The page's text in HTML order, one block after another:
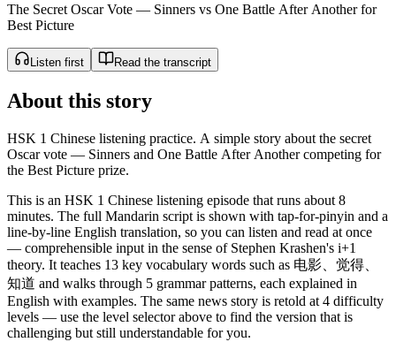
The Secret Oscar Vote — Sinners vs One Battle After Another for
Best Picture
Listen first Read the transcript
About this story
HSK 1 Chinese listening practice. A simple story about the secret
Oscar vote — Sinners and One Battle After Another competing for
the Best Picture prize.
This is an HSK 1 Chinese listening episode that runs about 8
minutes. The full Mandarin script is shown with tap-for-pinyin and a
line-by-line English translation, so you can listen and read at once
— comprehensible input in the sense of Stephen Krashen's i+1
theory. It teaches 13 key vocabulary words such as 电影、觉得、
知道 and walks through 5 grammar patterns, each explained in
English with examples. The same news story is retold at 4 difficulty
levels — use the level selector above to find the version that is
challenging but still understandable for you.